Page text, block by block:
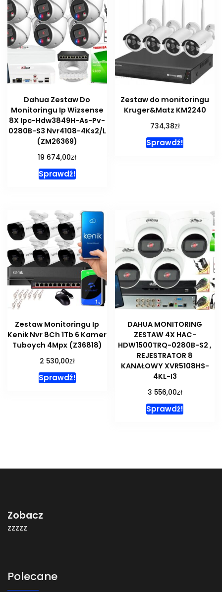
Dahua Zestaw Do
Monitoringu Ip Wizsense
8X Ipc-Hdw3849H-As-Pv-
0280B-S3 Nvr4108-4Ks2/L
(ZM26369)
19 674,00zł
Sprawdź!
Zestaw do monitoringu
Kruger&Matz KM2240
734,38zł
Sprawdź!
Zestaw Monitoringu Ip
Kenik Nvr 8Ch 1Tb 6 Kamer
Tuboych 4Mpx (Z36818)
2 530,00zł
Sprawdź!
DAHUA MONITORING
ZESTAW 4X HAC-
HDW1500TRQ-0280B-S2 ,
REJESTRATOR 8
KANAŁOWY XVR5108HS-
4KL-I3
3 556,00zł
Sprawdź!
Zobacz
zzzzz
Polecane